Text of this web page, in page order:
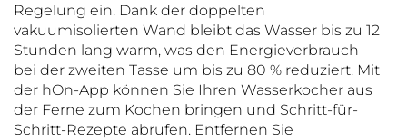
Regelung ein. Dank der doppelten
vakuumisolierten Wand bleibt das Wasser bis zu 12
Stunden lang warm, was den Energieverbrauch
bei der zweiten Tasse um bis zu 80 % reduziert. Mit
der hOn-App können Sie Ihren Wasserkocher aus
der Ferne zum Kochen bringen und Schritt-für-
Schritt-Rezepte abrufen. Entfernen Sie